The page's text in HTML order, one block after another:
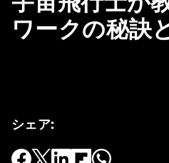
ワークの秘訣
シェア: